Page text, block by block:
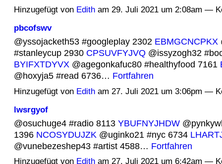
Hinzugefügt von Editham 29. Juli 2021 um 2:08am —
pbcofswv
@yssojacketh53 #googleplay 2302 EBMGCNCPKX
#stanleycup 2930 CPSUVFYJVQ@issyzogh32
BYIFXTDYVX@agegonkafuc80 #healthyfood 7161
@hoxyja5 #read 6736… Fortfahren
Hinzugefügt von Editham 27. Juli 2021 um 3:06pm —
lwsrgyof
@osuchuge4 #radio 8113 YBUFNYJHDW
1396 NCOSYDUJZK@uginko21 #nyc 6734
@vunebezeshep43 #artist 4588… Fortfahren
Hinzugefügt von Editham 27. Juli 2021 um 6:42am —